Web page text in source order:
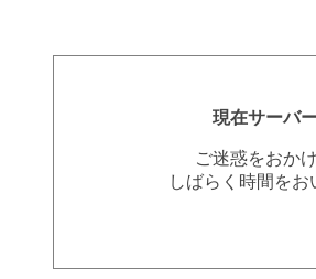
現在サーバ
ご迷惑をおか
しばらく時間を